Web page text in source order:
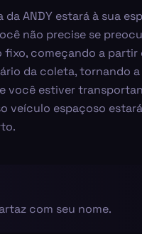
ANDY estará à sua
não precise se
começando a partir
da coleta, tornando
você estiver
veículo espaçoso
com seu nome.